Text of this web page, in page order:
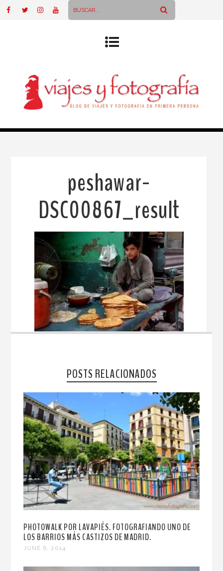
peshawar-
DSC00867_result
POSTS RELACIONADOS
PHOTOWALK POR LAVAPIÉS. FOTOGRAFIANDO UNO DE
LOS BARRIOS MÁS CASTIZOS DE MADRID.
JUNE 6, 2014